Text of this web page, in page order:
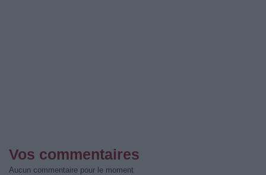
Vos commentaires
Aucun commentaire pour le moment